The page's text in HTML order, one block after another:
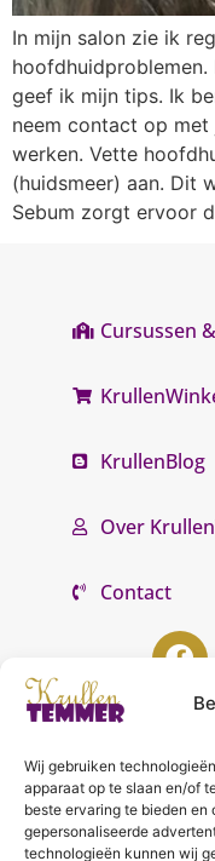
Wij gebruiken
apparaat op te slaan en/of
beste ervaring te bieden en
gepersonaliseerde
technologieën kunnen wij
In mijn salon zie ik
geef ik mijn tips. Ik
neem contact op
werken. Vette
(huidsmeer) aan. Dit
Sebum zorgt ervoor
Cursussen
KrullenBlog
Over
Contact
Punter 10